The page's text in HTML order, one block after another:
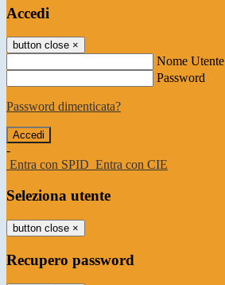
Accedi
button close ×
Nome Utente
Password
Password dimenticata?
-
Entra con SPID Entra con CIE
Seleziona utente
button close ×
Recupero password